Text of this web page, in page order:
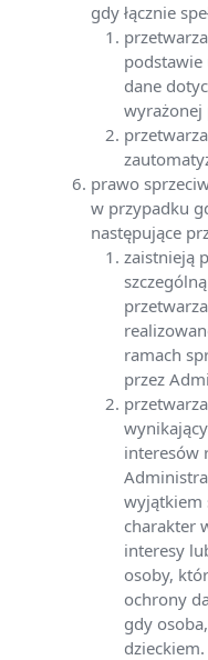
gdy łącznie
podstawie
dane
wyrażonej
prawo
w przypadku
następujące
zaistnieją
ramach
przez
interesów
wyjątkiem
charakter
interesy
osoby,
ochrony
gdy
dzieckiem.